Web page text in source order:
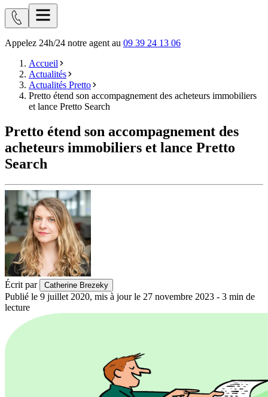
Appelez 24h/24 notre agent au 09 39 24 13 06
Accueil
Actualités
Actualités Pretto
Pretto étend son accompagnement des acheteurs immobiliers
et lance Pretto Search
Pretto étend son accompagnement des
acheteurs immobiliers et lance Pretto
Search
Écrit par Catherine Brezeky
Publié le 9 juillet 2020, mis à jour le 27 novembre 2023 - 3 min de
lecture